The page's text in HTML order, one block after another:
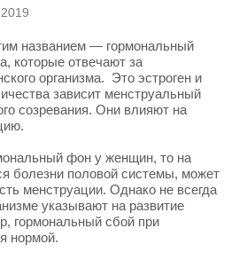
названием — гормональный
которые отвечают за
организма. Это эстроген и
зависит менструальный
созревания. Они влияют на
фон у женщин, то на
болезни половой системы, может
менструации. Однако не всегда
указывают на развитие
гормональный сбой при
нормой.